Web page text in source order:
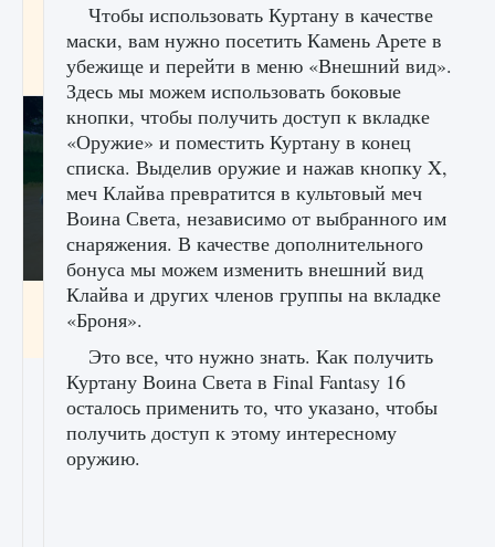
Все новые функции Ultimate Team в EA FC
9 августа 2024 1 297 0 0
Как включить чат в Fortnite
9 августа 2024
Чтобы использовать Куртану в качестве
маски, вам нужно посетить Камень Арете в
убежище и перейти в меню «Внешний вид».
Здесь мы можем использовать боковые
кнопки, чтобы получить доступ к вкладке
«Оружие» и поместить Куртану в конец
списка. Выделив оружие и нажав кнопку X,
меч Клайва превратится в культовый меч
Воина Света, независимо от выбранного им
снаряжения. В качестве дополнительного
бонуса мы можем изменить внешний вид
Клайва и других членов группы на вкладке
«Броня».
Это все, что нужно знать. Как получить
Куртану Воина Света в Final Fantasy 16
осталось применить то, что указано, чтобы
получить доступ к этому интересному
оружию.